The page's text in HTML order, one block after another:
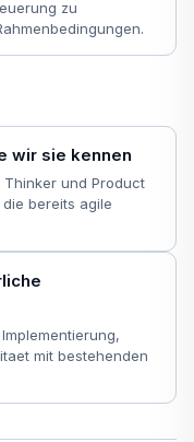
zu
wir sie kennen
Thinker und Product
bereits agile
mit bestehenden